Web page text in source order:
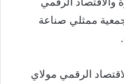
ممثلي صناعة
الرقمي مولاي